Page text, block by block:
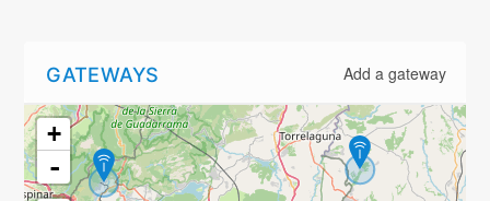
GATEWAYS Add a gateway
+
-